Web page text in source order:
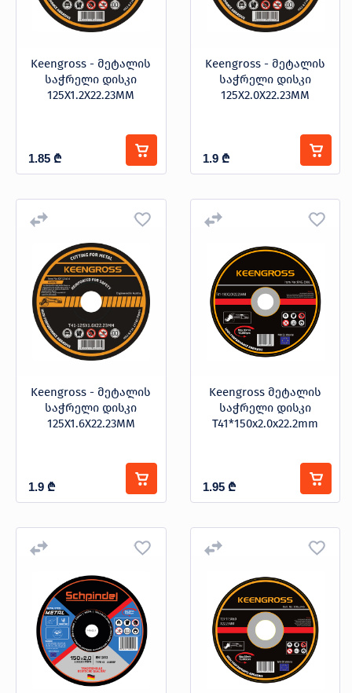
Keengross - მეტალის
საჭრელი დისკი
125X1.2X22.23MM
1.85 ₾
Keengross - მეტალის
საჭრელი დისკი
125X2.0X22.23MM
1.9 ₾
Keengross - მეტალის
საჭრელი დისკი
125X1.6X22.23MM
1.9 ₾
Keengross მეტალის
საჭრელი დისკი
T41*150x2.0x22.2mm
1.95 ₾